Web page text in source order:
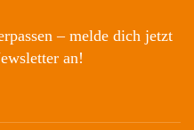
– melde dich jetzt
an!